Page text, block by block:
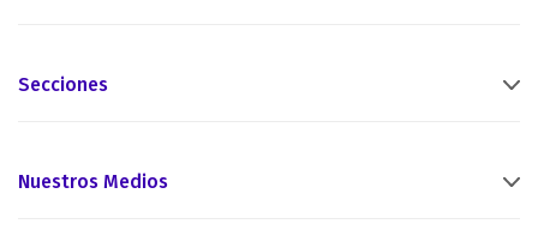
Secciones
Nuestros Medios